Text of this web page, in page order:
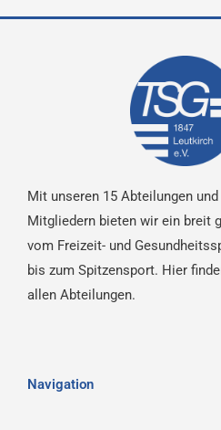
Mit unseren 15 Abteilungen
Mitgliedern bieten wir ein breit
vom Freizeit- und
bis zum Spitzensport. Hier
allen Abteilungen.
Navigation